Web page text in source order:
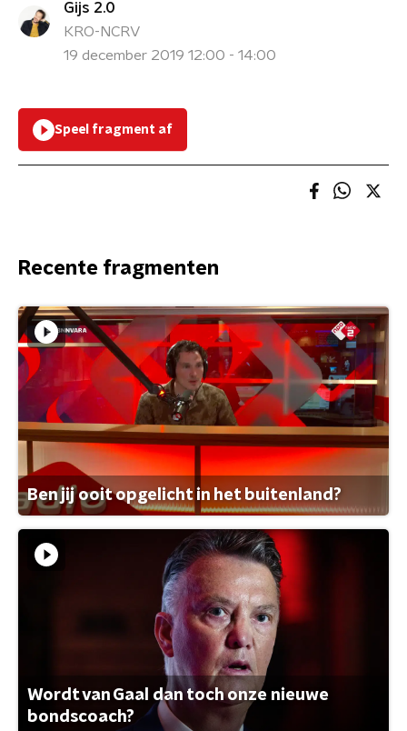
Gijs 2.0
KRO-NCRV
19 december 2019 12:00 - 14:00
Speel fragment af
Recente fragmenten
Ben jij ooit opgelicht in het buitenland?
Wordt van Gaal dan toch onze nieuwe
bondscoach?